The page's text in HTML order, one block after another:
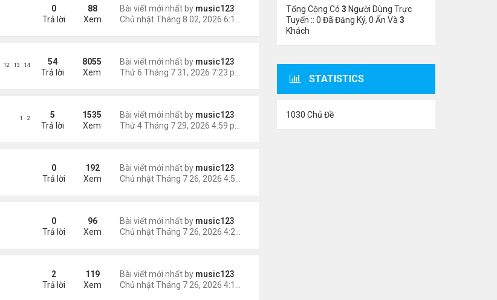
rừng Bài viết mới nhất by music123
0
Trả lời
88
Xem
Bài viết mới nhất by music123
54
Trả lời
8055
Xem
12 13 14
sát hại Bài viết mới nhất by music123
5
Trả lời
1535
Xem
1 2
Bài viết mới nhất by music123
0
Trả lời
192
Xem
Bài viết mới nhất by music123
0
Trả lời
96
Xem
Bài viết mới nhất by music123
2
Trả lời
119
Xem
Tổng Cộng Có 3 Người Dùng Trực
Tuyến :: 0 Đã Đăng Ký, 0 Ẩn Và 3
Khách
STATISTICS
1030 Chủ Đề